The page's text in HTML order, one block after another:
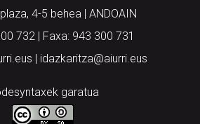
4-5 behea | ANDOAIN
732 | Faxa: 943 300 731
| idazkaritza@aiurri.eus
garatua